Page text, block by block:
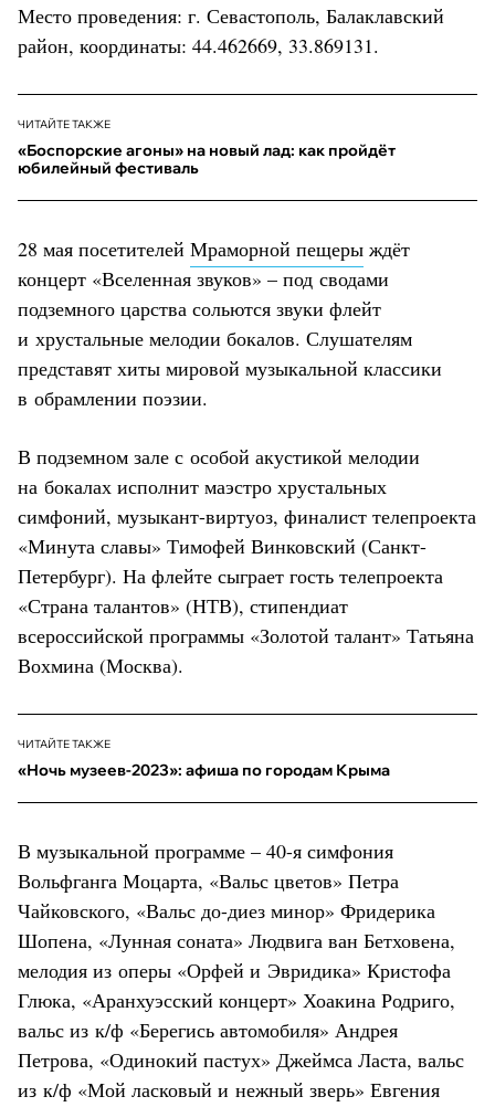
Место проведения: г. Севастополь, Балаклавский
район, координаты: 44.462669, 33.869131.
ЧИТАЙТЕ ТАКЖЕ
«Боспорские агоны» на новый лад: как пройдёт
юбилейный фестиваль
28 мая посетителей Мраморной пещеры ждёт
концерт «Вселенная звуков» – под сводами
подземного царства сольются звуки флейт
и хрустальные мелодии бокалов. Слушателям
представят хиты мировой музыкальной классики
в обрамлении поэзии.
В подземном зале с особой акустикой мелодии
на бокалах исполнит маэстро хрустальных
симфоний, музыкант-виртуоз, финалист телепроекта
«Минута славы» Тимофей Винковский (Санкт-
Петербург). На флейте сыграет гость телепроекта
«Страна талантов» (НТВ), стипендиат
всероссийской программы «Золотой талант» Татьяна
Вохмина (Москва).
ЧИТАЙТЕ ТАКЖЕ
«Ночь музеев-2023»: афиша по городам Крыма
В музыкальной программе – 40-я симфония
Вольфганга Моцарта, «Вальс цветов» Петра
Чайковского, «Вальс до-диез минор» Фридерика
Шопена, «Лунная соната» Людвига ван Бетховена,
мелодия из оперы «Орфей и Эвридика» Кристофа
Глюка, «Аранхуэсский концерт» Хоакина Родриго,
вальс из к/ф «Берегись автомобиля» Андрея
Петрова, «Одинокий пастух» Джеймса Ласта, вальс
из к/ф «Мой ласковый и нежный зверь» Евгения